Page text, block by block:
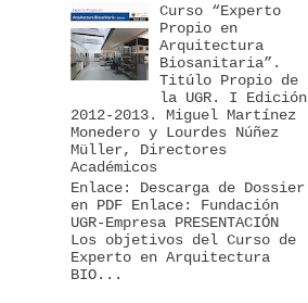
Curso “Experto
Propio en
Arquitectura
Biosanitaria”.
Titúlo Propio de
la UGR. I Edición
2012-2013. Miguel Martínez
Monedero y Lourdes Núñez
Müller, Directores
Académicos
Enlace: Descarga de Dossier
en PDF Enlace: Fundación
UGR-Empresa PRESENTACIÓN
Los objetivos del Curso de
Experto en Arquitectura
BIO...